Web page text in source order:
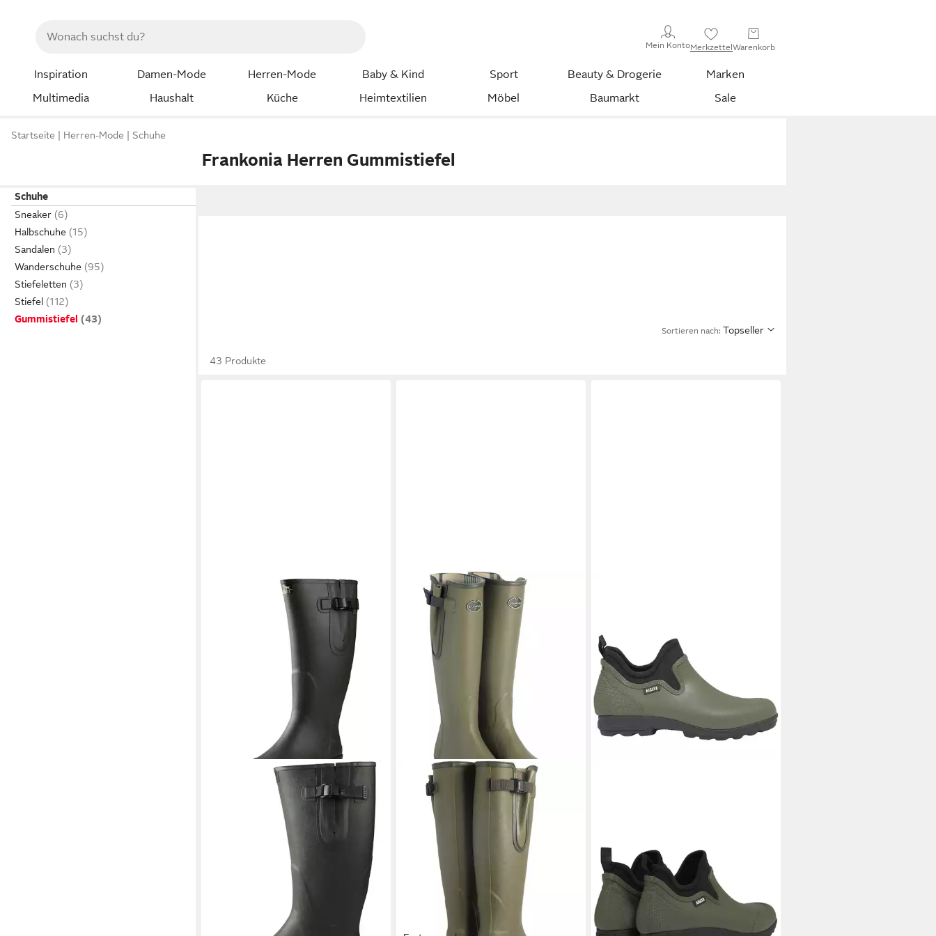
Mein KontoMerkzettelWarenkorb
Inspiration Damen-Mode Herren-Mode Baby & Kind Sport Beauty & Drogerie
Marken
Multimedia
Haushalt Küche Heimtextilien Möbel Baumarkt Sale
Startseite Herren-Mode Schuhe
Frankonia Herren Gummistiefel
Schuhe
Sneaker
Halbschuhe
Sandalen
Wanderschuhe
Stiefeletten
Stiefel
Gummistiefel
Sortieren nach: Topseller
43 Produkte